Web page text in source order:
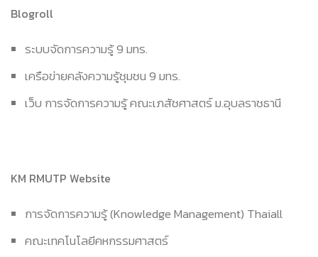
Blogroll
ระบบจัดการความรู้ 9 มทร.
เครือข่ายคลังความรู้ชุมชน 9 มทร.
เว็บ การจัดการความรู้ คณะเภสัชศาสตร์ ม.อุบลราชธานี
KM RMUTP Website
การจัดการความรู้ (Knowledge Management) Thaiall
คณะเทคโนโลยีคหกรรมศาสตร์